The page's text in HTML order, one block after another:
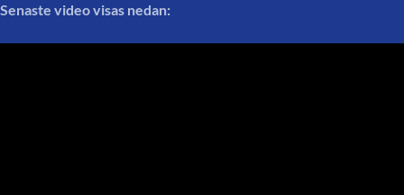
Senaste video visas nedan: